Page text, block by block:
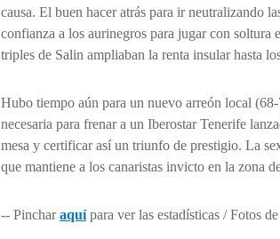
causa. El buen hacer atrás para ir neutralizando
confianza a los aurinegros para jugar con soltura
triples de Salin ampliaban la renta insular hasta
Hubo tiempo aún para un nuevo arreón local
necesaria para frenar a un Iberostar Tenerife
mesa y certificar así un triunfo de prestigio. La
que mantiene a los canaristas invicto en la zona
-- Pincharaquípara ver las estadísticas / Fotos